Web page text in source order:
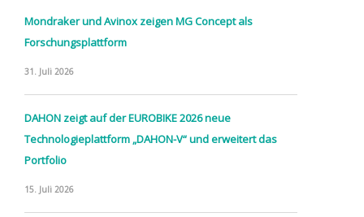
Mondraker und Avinox zeigen MG Concept als
Forschungsplattform
31. Juli 2026
DAHON zeigt auf der EUROBIKE 2026 neue
Technologieplattform „DAHON-V“ und erweitert das
Portfolio
15. Juli 2026